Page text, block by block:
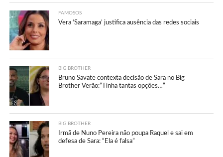
FAMOSOS
Vera ‘Saramaga’ justifica ausência das redes sociais
BIG BROTHER
Bruno Savate contexta decisão de Sara no Big
Brother Verão:”Tinha tantas opções…”
BIG BROTHER
Irmã de Nuno Pereira não poupa Raquel e sai em
defesa de Sara: “Ela é falsa”